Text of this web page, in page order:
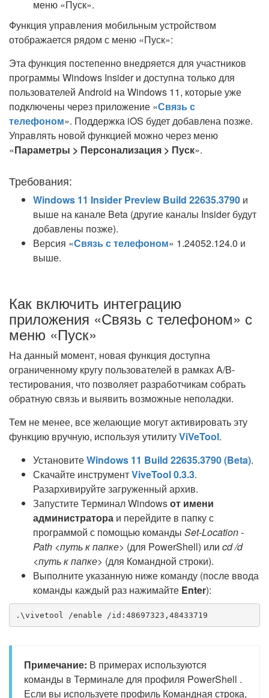
меню «Пуск».
Функция управления мобильным устройством
отображается рядом с меню «Пуск»:
Эта функция постепенно внедряется для участников
программы Windows Insider и доступна только для
пользователей Android на Windows 11, которые уже
подключены через приложение «Связь с
телефоном». Поддержка iOS будет добавлена позже.
Управлять новой функцией можно через меню
«Параметры > Персонализация > Пуск».
Требования:
Windows 11 Insider Preview Build 22635.3790 и
выше на канале Beta (другие каналы Insider будут
добавлены позже).
Версия «Связь с телефоном» 1.24052.124.0 и
выше.
Как включить интеграцию
приложения «Связь с телефоном» с
меню «Пуск»
На данный момент, новая функция доступна
ограниченному кругу пользователей в рамках A/B-
тестирования, что позволяет разработчикам собрать
обратную связь и выявить возможные неполадки.
Тем не менее, все желающие могут активировать эту
функцию вручную, используя утилитуViVeTool.
УстановитеWindows 11 Build 22635.3790 (Beta).
Скачайте инструментViveTool 0.3.3.
Разархивируйте загруженный архив.
Запустите Терминал Windowsот имени
администратора и перейдите в папку с
программой с помощью команды Set-Location -
Path <путь к папке> (для PowerShell) или cd /d
<путь к папке> (для Командной строки).
Выполните указанную ниже команду (после ввода
команды каждый раз нажимайте Enter):
Примечание: В примерах используются
команды в Терминале для профиля PowerShell .
Если вы используете профиль Командная строка,